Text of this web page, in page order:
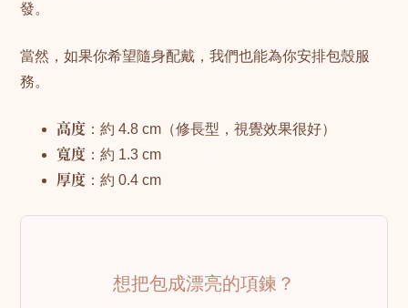
發。
當然，如果你希望隨身配戴，我們也能為你安排包殼服
務。
高度 ：約 4.8 cm（修長型，視覺效果很好）
寬度 ：約 1.3 cm
厚度 ：約 0.4 cm
想把包成漂亮的項鍊？